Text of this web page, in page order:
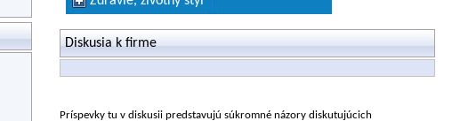
Diskusia k firme
Príspevky tu v diskusii predstavujú súkromné názory diskutujúcich